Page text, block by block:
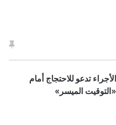
تدعو للاحتجاج أمام
الميسر»